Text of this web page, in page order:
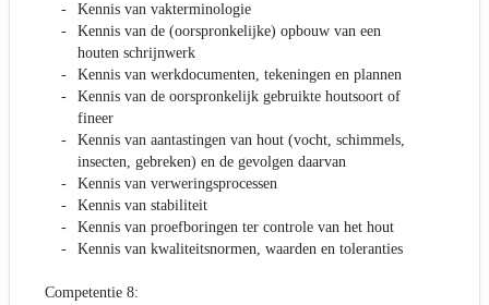
Kennis van vakterminologie
Kennis van de (oorspronkelijke) opbouw van een
houten schrijnwerk
Kennis van werkdocumenten, tekeningen en plannen
Kennis van de oorspronkelijk gebruikte houtsoort of
fineer
Kennis van aantastingen van hout (vocht, schimmels,
insecten, gebreken) en de gevolgen daarvan
Kennis van verweringsprocessen
Kennis van stabiliteit
Kennis van proefboringen ter controle van het hout
Kennis van kwaliteitsnormen, waarden en toleranties
Competentie 8: